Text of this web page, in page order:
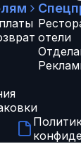
отели